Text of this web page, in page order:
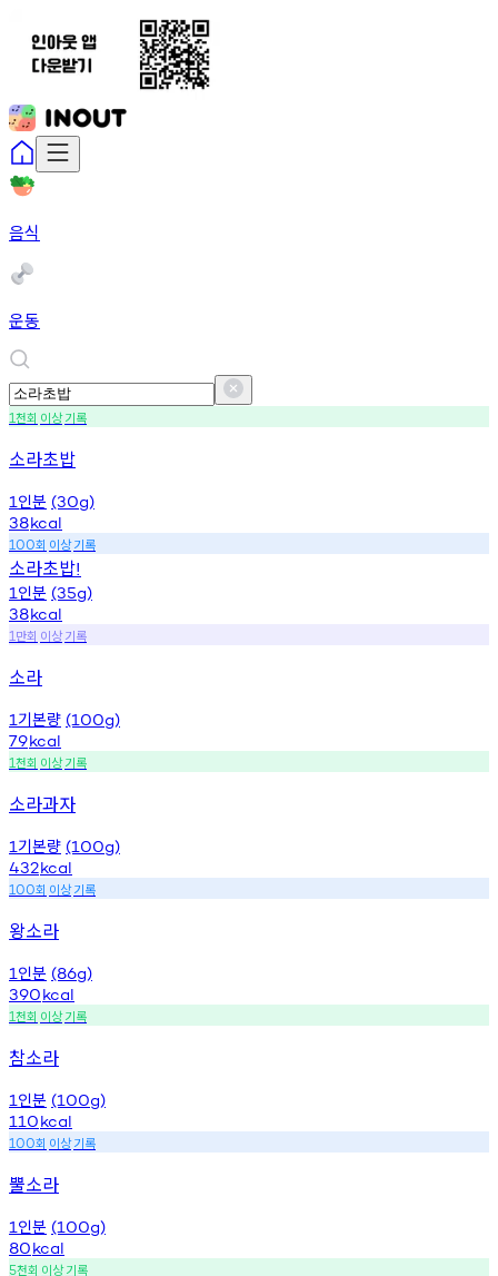
음식
운동
1천회 이상기록
소라초밥
1 인분 (30g)
38kcal
100회 이상기록
소라초밥!
1 인분 (35g)
38kcal
1 만회 이상기록
소라
1 기본량 (100g)
79kcal
1천회 이상기록
소라과자
1 기본량 (100g)
432kcal
100회 이상기록
왕소라
1 인분 (86g)
390kcal
1천회 이상기록
참소라
1 인분 (100g)
110kcal
100회 이상기록
뿔소라
1 인분 (100g)
80kcal
5천회 이상기록